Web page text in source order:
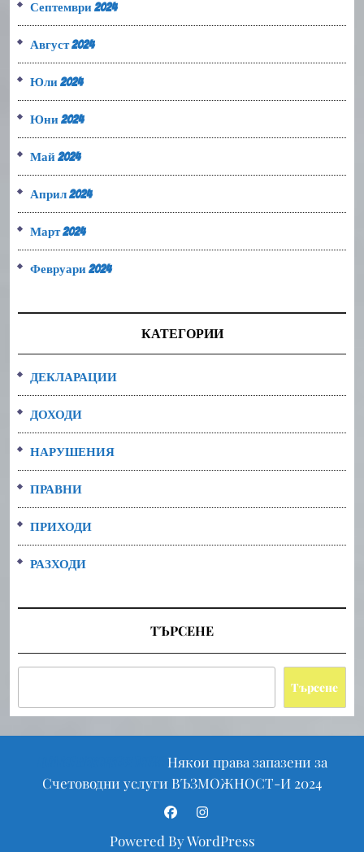
Септември 2024
Август 2024
Юли 2024
Юни 2024
Май 2024
Април 2024
Март 2024
Февруари 2024
КАТЕГОРИИ
ДЕКЛАРАЦИИ
ДОХОДИ
НАРУШЕНИЯ
ПРАВНИ
ПРИХОДИ
РАЗХОДИ
ТЪРСЕНЕ
Търсене
Някои права запазени за
Счетоводни услуги ВЪЗМОЖНОСТ-И 2024
FacebookInstagram
Powered By WordPress